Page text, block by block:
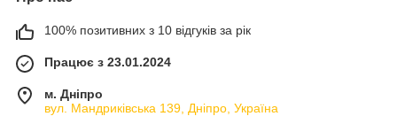
100% позитивних з 10 відгуків за рік
Працює з 23.01.2024
м. Дніпро
вул. Мандриківська 139, Дніпро, Україна